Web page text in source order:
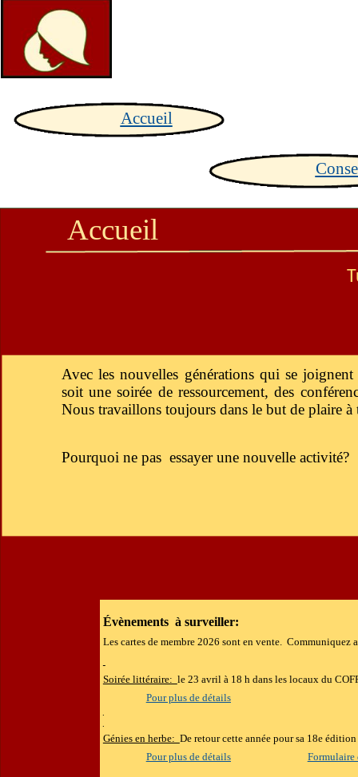
Évènements à surveiller:
Les cartes de membre 2026 sont en vente. Communiquez
Soirée littéraire: le 23 avril à 18 h dans les locaux du
Pour plus de détails
Génies en herbe: De retour cette année pour sa 18e
Pour plus de détails
Formulaire
Accueil
Avec les nouvelles générations qui se
soit une soirée de ressourcement, des
Nous travaillons toujours dans le but de plaire
Pourquoi ne pas essayer une nouvelle activité?
Accueil